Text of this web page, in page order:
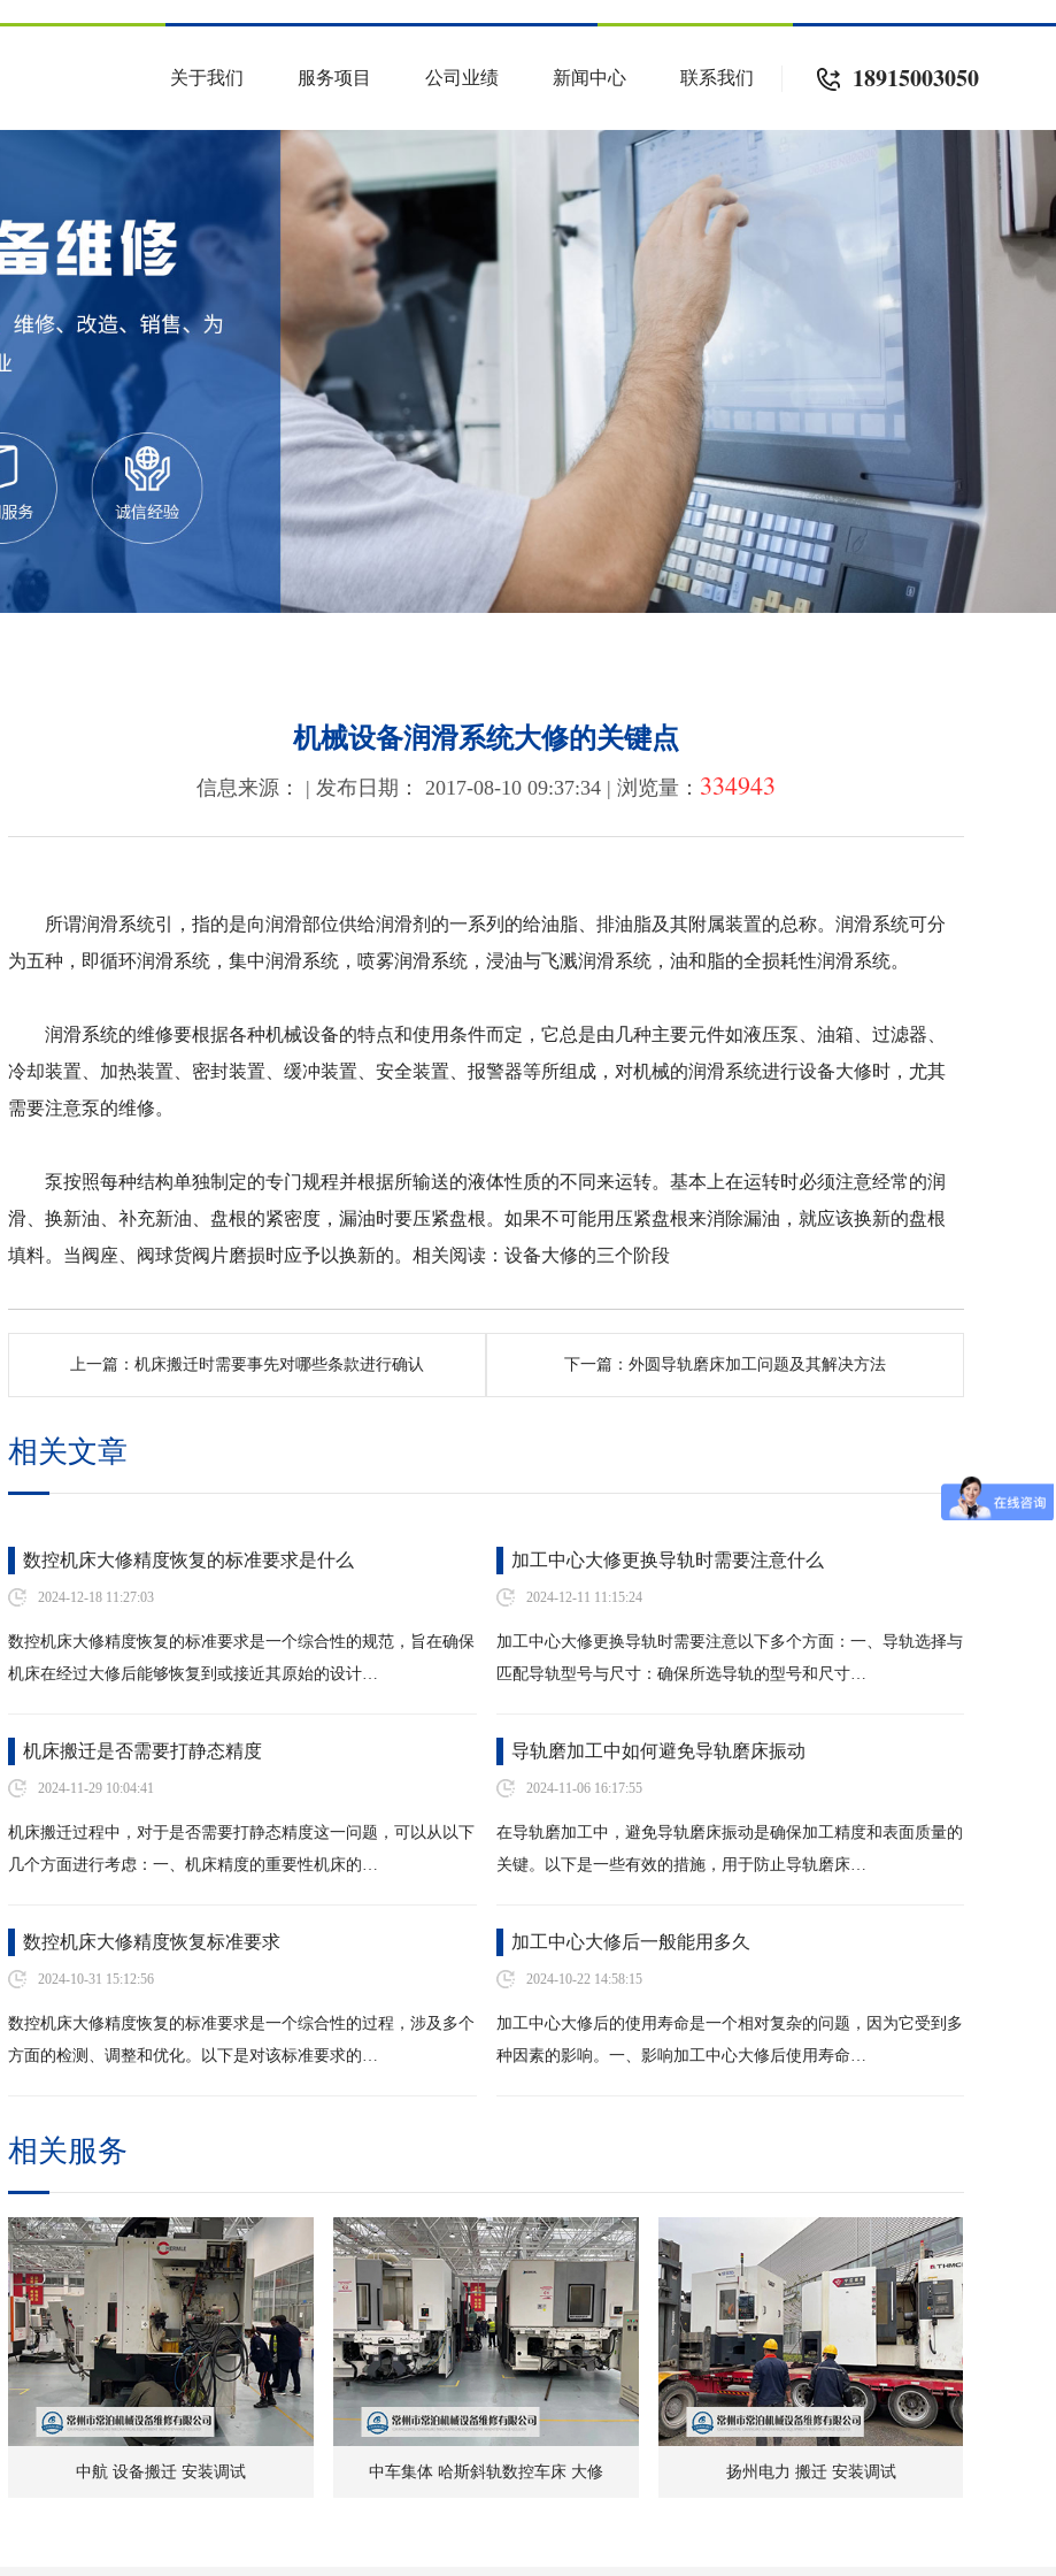
18915003050
关于我们 服务项目 公司业绩 新闻中心 联系我们
机械设备润滑系统大修的关键点
信息来源： | 发布日期： 2017-08-10 09:37:34 | 浏览量： 334943
所谓润滑系统引，指的是向润滑部位供给润滑剂的一系列的给油脂、排油脂及其附属装置的总称。润滑系统可分
为五种，即循环润滑系统，集中润滑系统，喷雾润滑系统，浸油与飞溅润滑系统，油和脂的全损耗性润滑系统。
润滑系统的维修要根据各种机械设备的特点和使用条件而定，它总是由几种主要元件如液压泵、油箱、过滤器、
冷却装置、加热装置、密封装置、缓冲装置、安全装置、报警器等所组成，对机械的润滑系统进行设备大修时，尤其
需要注意泵的维修。
泵按照每种结构单独制定的专门规程并根据所输送的液体性质的不同来运转。基本上在运转时必须注意经常的润
滑、换新油、补充新油、盘根的紧密度，漏油时要压紧盘根。如果不可能用压紧盘根来消除漏油，就应该换新的盘根
填料。当阀座、阀球货阀片磨损时应予以换新的。相关阅读：设备大修的三个阶段
上一篇：机床搬迁时需要事先对哪些条款进行确认 下一篇： 外圆导轨磨床加工问题及其解决方法
相关文章
数控机床大修精度恢复的标准要求是什么
2024-12-18 11:27:03
数控机床大修精度恢复的标准要求是一个综合性的规范，旨在确保
机床在经过大修后能够恢复到或接近其原始的设计…
加工中心大修更换导轨时需要注意什么
2024-12-11 11:15:24
加工中心大修更换导轨时需要注意以下多个方面：一、导轨选择与
匹配导轨型号与尺寸：确保所选导轨的型号和尺寸…
机床搬迁是否需要打静态精度
2024-11-29 10:04:41
机床搬迁过程中，对于是否需要打静态精度这一问题，可以从以下
几个方面进行考虑：一、机床精度的重要性机床的…
导轨磨加工中如何避免导轨磨床振动
2024-11-06 16:17:55
在导轨磨加工中，避免导轨磨床振动是确保加工精度和表面质量的
关键。以下是一些有效的措施，用于防止导轨磨床…
数控机床大修精度恢复标准要求
2024-10-31 15:12:56
数控机床大修精度恢复的标准要求是一个综合性的过程，涉及多个
方面的检测、调整和优化。以下是对该标准要求的…
加工中心大修后一般能用多久
2024-10-22 14:58:15
加工中心大修后的使用寿命是一个相对复杂的问题，因为它受到多
种因素的影响。一、影响加工中心大修后使用寿命…
相关服务
中航 设备搬迁 安装调试 中车集体 哈斯斜轨数控车床 大修 扬州电力 搬迁 安装调试